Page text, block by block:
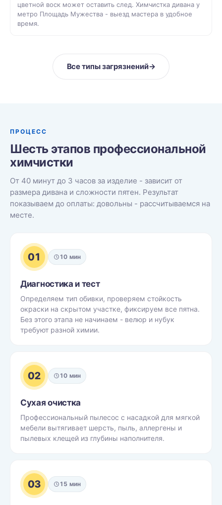
цветной воск может оставить след. Химчистка дивана у
метро Площадь Мужества - выезд мастера в удобное
время.
Все типы загрязнений→
ПРОЦЕСС
Шесть этапов профессиональной
химчистки
От 40 минут до 3 часов за изделие - зависит от
размера дивана и сложности пятен. Результат
показываем до оплаты: довольны - рассчитываемся на
месте.
01 10 мин
Диагностика и тест
Определяем тип обивки, проверяем стойкость
окраски на скрытом участке, фиксируем все пятна.
Без этого этапа не начинаем - велюр и нубук
требуют разной химии.
02 10 мин
Сухая очистка
Профессиональный пылесос с насадкой для мягкой
мебели вытягивает шерсть, пыль, аллергены и
пылевых клещей из глубины наполнителя.
03 15 мин